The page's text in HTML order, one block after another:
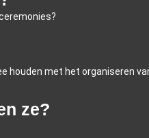
houden met het organiseren
ze?